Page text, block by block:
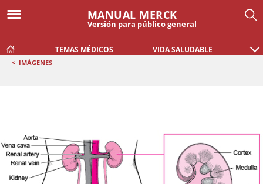
MANUAL MERCK
Versión para público general
TEMAS MÉDICOS VIDA SALUDABLE
< IMÁGENES